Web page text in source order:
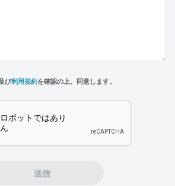
び利用規約を確認の上、同意します。
送信